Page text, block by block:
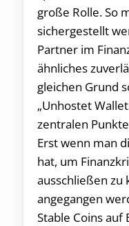
große Rolle. So
sichergestellt
Partner im
ähnliches
gleichen Grund
„Unhostet
zentralen
Erst wenn man
hat, um
ausschließen zu
angegangen
Stable Coins auf